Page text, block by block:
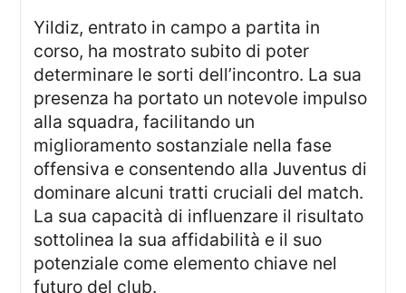
Yildiz, entrato in campo a partita in
corso, ha mostrato subito di poter
determinare le sorti dell’incontro. La sua
presenza ha portato un notevole impulso
alla squadra, facilitando un
miglioramento sostanziale nella fase
offensiva e consentendo alla Juventus di
dominare alcuni tratti cruciali del match.
La sua capacità di influenzare il risultato
sottolinea la sua affidabilità e il suo
potenziale come elemento chiave nel
futuro del club.